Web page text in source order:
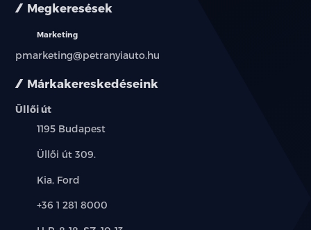
Márkakereskedéseink
Üllői út
Település:
1195 Budapest
Cím:
Üllői út 309.
Márkák:
Kia, Ford
Telefon:
+36 1 281 8000
Megkeresések
Marketing
pmarketing@petranyiauto.hu